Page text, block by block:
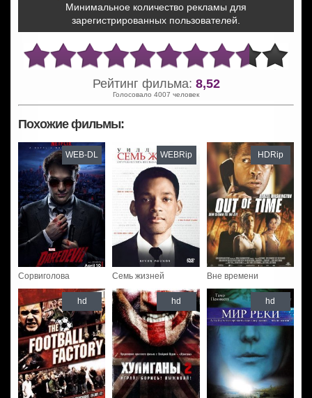
Минимальное количество рекламы для
зарегистрированных пользователей.
Рейтинг фильма: 8,52
Голосовало 4007 человек
Похожие фильмы:
Сорвиголова
WEB-DL
Семь жизней
WEBRip
Вне времени
HDRip
hd hd hd